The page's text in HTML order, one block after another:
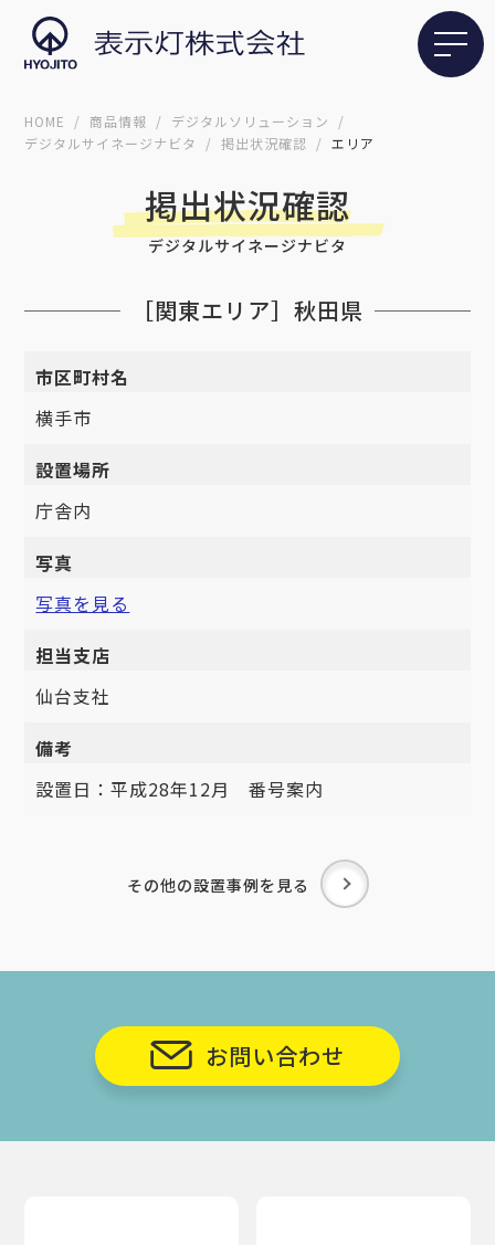
HOME 商品情報
デジタルソリューション
デジタルサイネージナビタ
掲出状況確認 エリア
掲出状況確認
デジタルサイネージナビタ
［関東エリア］秋田県
市区町村名
横手市
設置場所
庁舎内
写真
写真を見る
担当支店
仙台支社
備考
設置日：平成28年12月 番号案内
その他の設置事例を見る
お問い合わせ